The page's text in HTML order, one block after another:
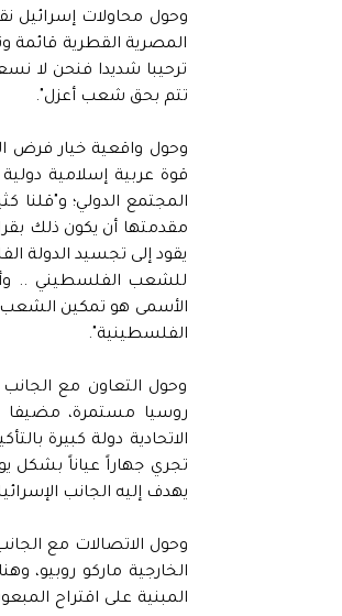
وحول محاولات إسرائيل
المصرية القطرية قائمة
ترحيبا شديدا فنحن لا
تتم بحق شعب أعزل".
وحول واقعية خيار فرض
قوة عربية إسلامية
المجتمع الدولي؛ و"قلنا
مقدمتها أن يكون ذلك
يقود إلى تجسيد الدولة
للشعب الفلسطيني ..
الأسمى هو تمكين الشعب
الفلسطينية".
وحول التعاون مع
روسيا مستمرة، مضيفا
الاتحادية دولة كبيرة
تجري جهاراً عياناً بشكل
يهدف إليه الجانب
وحول الاتصالات مع
الخارجية ماركو روبيو،
المبنية على اقتراح